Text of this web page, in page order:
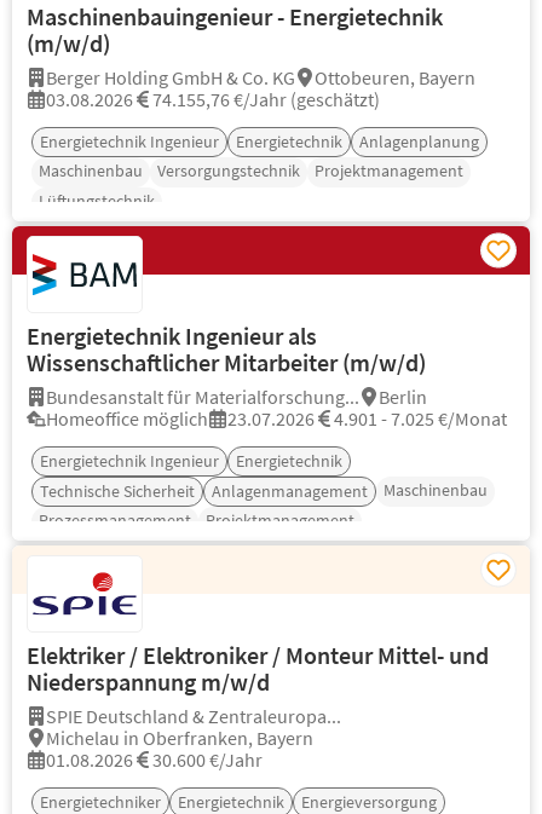
Maschinenbauingenieur - Energietechnik
(m/w/d)
Berger Holding GmbH & Co. KG
Ottobeuren, Bayern
03.08.2026
74.155,76 €/Jahr (geschätzt)
Energietechnik Ingenieur Energietechnik
Anlagenplanung
Maschinenbau
Versorgungstechnik
Projektmanagement
Lüftungstechnik
Energietechnik Ingenieur als
Wissenschaftlicher Mitarbeiter (m/w/d)
Bundesanstalt für Materialforschung...
Berlin
Homeoffice möglich
23.07.2026 4.901 - 7.025 €/Monat
Energietechnik Ingenieur
Energietechnik
Technische Sicherheit
Anlagenmanagement
Maschinenbau
Prozessmanagement
Projektmanagement
Elektriker / Elektroniker / Monteur Mittel- und
Niederspannung m/w/d
SPIE Deutschland & Zentraleuropa...
Michelau in Oberfranken, Bayern
01.08.2026
30.600 €/Jahr
Energietechniker Energietechnik
Energieversorgung